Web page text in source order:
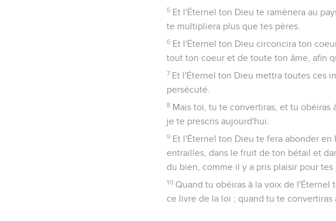
5 Et l'Éternel ton Dieu te ramènera au
te multipliera plus que tes pères.
6 Et l'Éternel ton Dieu circoncira ton
tout ton coeur et de toute ton âme, afin
7 Et l'Éternel ton Dieu mettra toutes ces
persécuté.
8 Mais toi, tu te convertiras, et tu obéiras
je te prescris aujourd'hui.
9 Et l'Éternel ton Dieu te fera abonder
entrailles, dans le fruit de ton bétail et
du bien, comme il y a pris plaisir pour tes
10 Quand tu obéiras à la voix de l'Éternel
ce livre de la loi ; quand tu te